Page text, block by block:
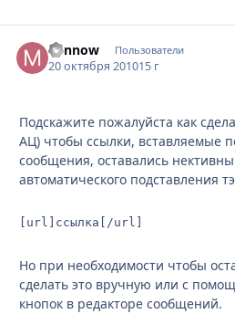
Minnow Пользователи
20 октября 201015 г
Подскажите пожалуйста как
АЦ) чтобы ссылки, вставляемые
сообщения, оставались
автоматического подставления
[url]ссылка[/url]
Но при необходимости чтобы
сделать это вручную или с
кнопок в редакторе сообщений.